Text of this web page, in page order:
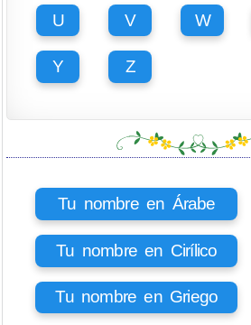
U V W
Y Z
Tu nombre en Árabe
Tu nombre en Cirílico
Tu nombre en Griego